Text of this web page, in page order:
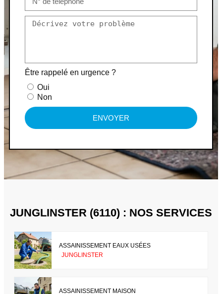
Être rappelé en urgence ?
Oui
Non
ENVOYER
JUNGLINSTER (6110) : NOS SERVICES
ASSAINISSEMENT EAUX USÉES
JUNGLINSTER
ASSAINISSEMENT MAISON